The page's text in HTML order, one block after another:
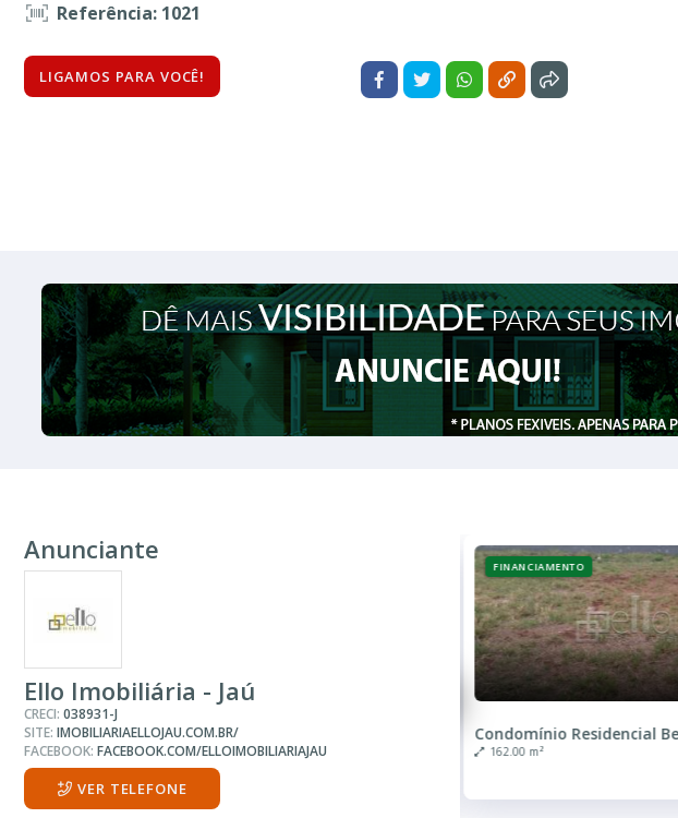
Referência: 1021
LIGAMOS PARA VOCÊ!
Anunciante
Ello Imobiliária - Jaú
CRECI: 038931-J
SITE: IMOBILIARIAELLOJAU.COM.BR/
FACEBOOK: FACEBOOK.COM/ELLOIMOBILIARIAJAU
VER TELEFONE
FINANCIAMENTO
162.00 m²